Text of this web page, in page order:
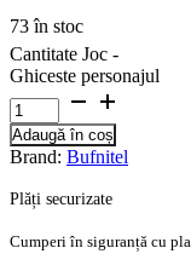
73 în stoc
Cantitate Joc -
Ghiceste personajul
Adaugă în coș
Brand: Bufnitel
Plăți securizate
Cumperi în siguranță cu